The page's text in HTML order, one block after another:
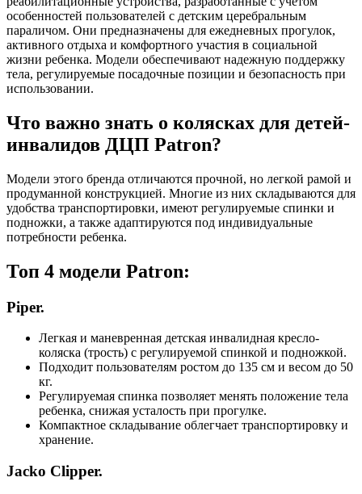
особенностей пользователей с детским церебральным
параличом. Они предназначены для ежедневных прогулок,
активного отдыха и комфортного участия в социальной
жизни ребенка. Модели обеспечивают надежную поддержку
тела, регулируемые посадочные позиции и безопасность при
использовании.
Что важно знать о колясках для детей-
инвалидов ДЦП Patron?
Модели этого бренда отличаются прочной, но легкой рамой и
продуманной конструкцией. Многие из них складываются для
удобства транспортировки, имеют регулируемые спинки и
подножки, а также адаптируются под индивидуальные
потребности ребенка.
Топ 4 модели Patron:
Piper.
Легкая и маневренная детская инвалидная кресло-
коляска (трость) с регулируемой спинкой и подножкой.
Подходит пользователям ростом до 135 см и весом до 50
кг.
Регулируемая спинка позволяет менять положение тела
ребенка, снижая усталость при прогулке.
Компактное складывание облегчает транспортировку и
хранение.
Jacko Clipper.